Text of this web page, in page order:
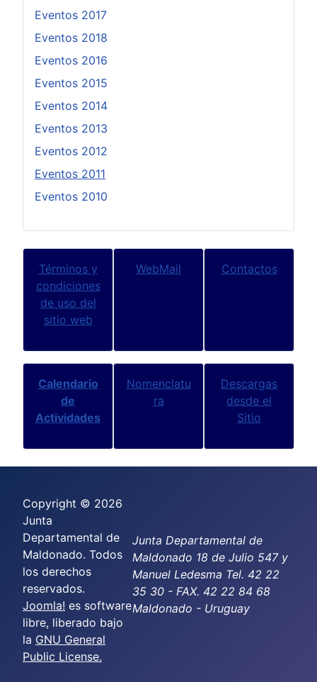
Eventos 2017
Eventos 2018
Eventos 2016
Eventos 2015
Eventos 2014
Eventos 2013
Eventos 2012
Eventos 2011
Eventos 2010
Términos y
condiciones
de uso del
sitio web
WebMail Contactos
Calendario
de
Actividades
Nomenclatu
ra
Descargas
desde el
Sitio
Copyright © 2026
Junta
Departamental de
Maldonado. Todos
los derechos
reservados.
Joomla! es software
libre, liberado bajo
la GNU General
Public License.
Junta Departamental de
Maldonado 18 de Julio 547 y
Manuel Ledesma Tel. 42 22
35 30 - FAX. 42 22 84 68
Maldonado - Uruguay